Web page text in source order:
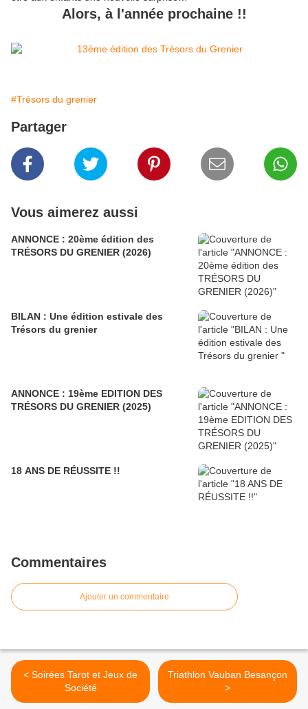
Alors, à l'année prochaine !!
#Trésors du grenier
Partager
Vous aimerez aussi
ANNONCE : 20ème édition des
TRÉSORS DU GRENIER (2026)
BILAN : Une édition estivale des
Trésors du grenier
ANNONCE : 19ème EDITION DES
TRÉSORS DU GRENIER (2025)
18 ANS DE RÉUSSITE !!
Commentaires
Ajouter un commentaire
< Soirées Tarot et Jeux de
Société
Triathlon Vauban Besançon
>